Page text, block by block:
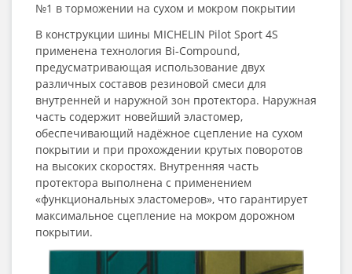
№1 в торможении на сухом и мокром покрытии
В конструкции шины MICHELIN Pilot Sport 4S
применена технология Bi‑Compound,
предусматривающая использование двух
различных составов резиновой смеси для
внутренней и наружной зон протектора. Наружная
часть содержит новейший эластомер,
обеспечивающий надёжное сцепление на сухом
покрытии и при прохождении крутых поворотов
на высоких скоростях. Внутренняя часть
протектора выполнена с применением
«функциональных эластомеров», что гарантирует
максимальное сцепление на мокром дорожном
покрытии.